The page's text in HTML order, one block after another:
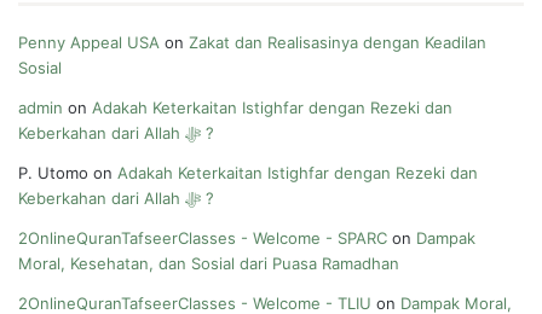
Penny Appeal USA on Zakat dan Realisasinya dengan Keadilan
Sosial
admin on Adakah Keterkaitan Istighfar dengan Rezeki dan
Keberkahan dari Allah ﷻ ?
P. Utomo on Adakah Keterkaitan Istighfar dengan Rezeki dan
Keberkahan dari Allah ﷻ ?
2OnlineQuranTafseerClasses - Welcome - SPARC on Dampak
Moral, Kesehatan, dan Sosial dari Puasa Ramadhan
2OnlineQuranTafseerClasses - Welcome - TLIU on Dampak Moral,